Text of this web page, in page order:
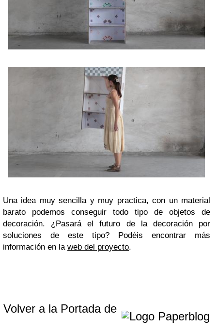
Una idea muy sencilla y muy practica, con un material
barato podemos conseguir todo tipo de objetos de
decoración. ¿Pasará el futuro de la decoración por
soluciones de este tipo? Podéis encontrar más
información en la web del proyecto.
Volver a la Portada de